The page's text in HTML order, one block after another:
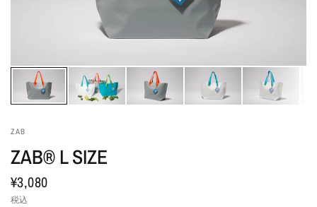
ZAB
ZAB®︎ L SIZE
¥3,080
税込